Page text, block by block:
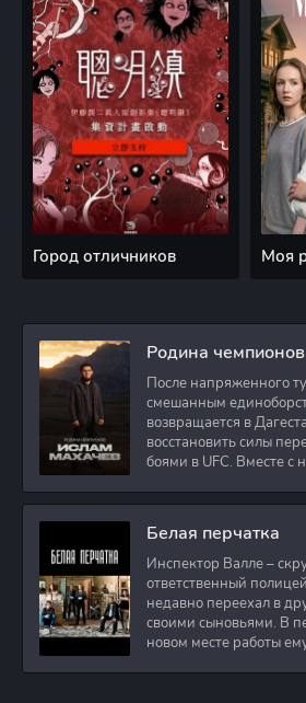
Город отличников Моя
Родина
После напряженного
смешанным
возвращается в
восстановить силы
боями в UFC. Вместе с
Белая перчатка
Инспектор Валле –
ответственный
недавно переехал в
своими сыновьями. В
новом месте работы